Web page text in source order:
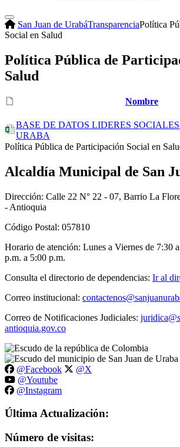
San Juan de UrabáTransparenciaPolítica
Social en Salud
Política Pública de
Salud
Nombre
BASE DE DATOS LIDERES
URABA
​Política Pública de Participación Social en
Alcaldía Municipal de San
Dirección: Calle 22 N° 22 - 07, Barrio La
- Antioquia
Código Postal: 057810
Horario de atención: Lunes a Viernes de 7:30
p.m. a 5:00 p.m.
Consulta el directorio de dependencias: Ir al
Correo institucional:
Correo de Notificaciones Judiciales:
antioquia.gov.co
@Facebook
@X
@Youtube
@Instagram
Última Actualización:
Número de visitas: